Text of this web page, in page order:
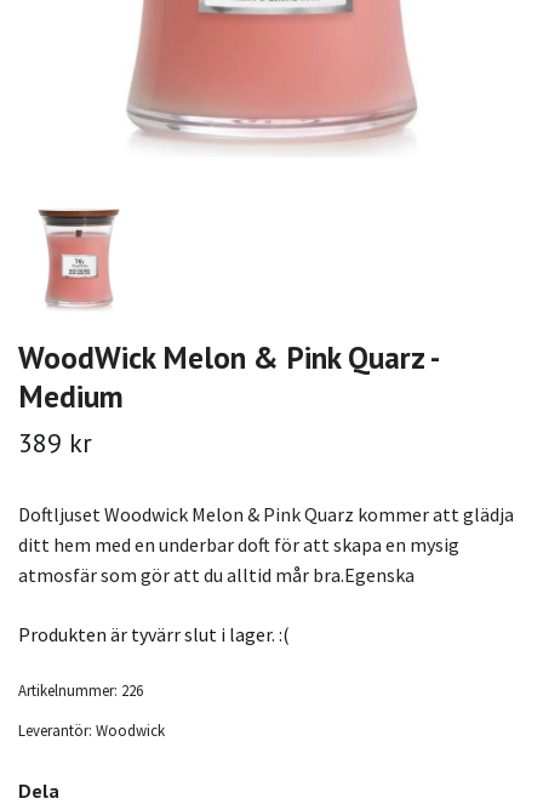
WoodWick Melon & Pink Quarz -
Medium
389 kr
Doftljuset Woodwick Melon & Pink Quarz kommer att glädja
ditt hem med en underbar doft för att skapa en mysig
atmosfär som gör att du alltid mår bra.Egenska
Produkten är tyvärr slut i lager. :(
Artikelnummer: 226
Leverantör: Woodwick
Dela